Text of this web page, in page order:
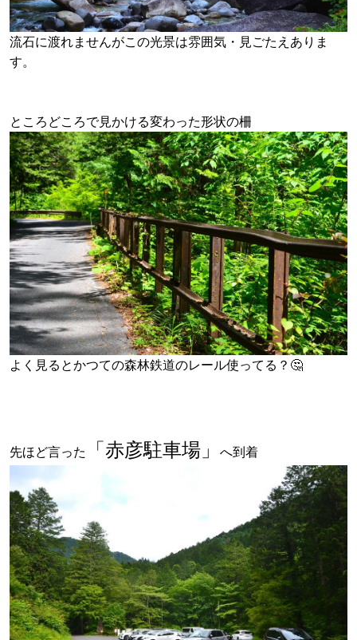
流石に渡れませんがこの光景は雰囲気・見ごたえありま
す。
ところどころで見かける変わった形状の柵
よく見るとかつての森林鉄道のレール使ってる？🤔
先ほど言った 「赤彦駐車場」 へ到着